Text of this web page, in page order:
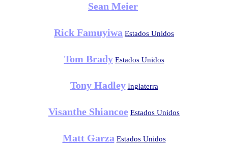
Sean Meier
Rick Famuyiwa Estados Unidos
Tom Brady Estados Unidos
Tony Hadley Inglaterra
Visanthe Shiancoe Estados Unidos
Matt Garza Estados Unidos